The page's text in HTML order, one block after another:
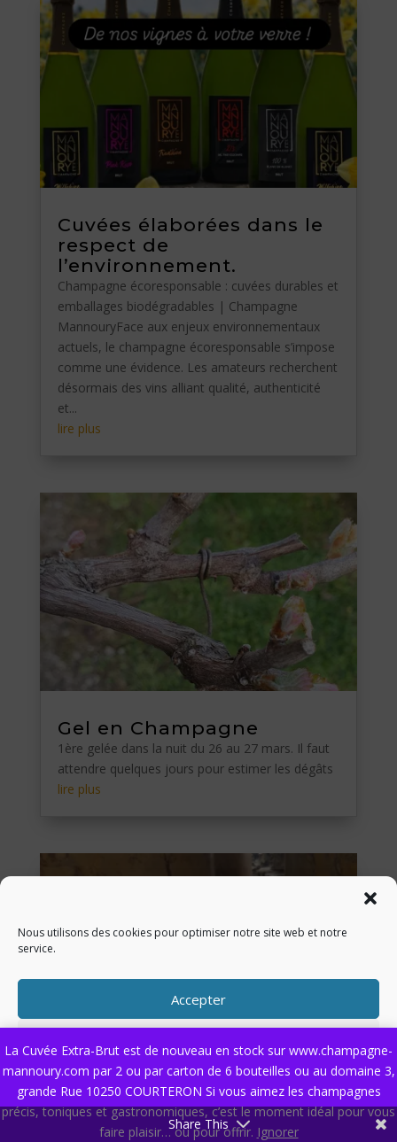
Nous utilisons des cookies pour optimiser notre site web et notre
service.
Accepter
Préférences
Politique de cookiesPolitique de confidentialité
La Cuvée Extra-Brut est de nouveau en stock sur www.champagne-
mannoury.com par 2 ou par carton de 6 bouteilles ou au domaine 3,
grande Rue 10250 COURTERON Si vous aimez les champagnes
précis, toniques et gastronomiques, c’est le moment idéal pour vous
faire plaisir… ou pour offrir. Ignorer
Cuvées élaborées dans le
respect de
l’environnement.
Champagne écoresponsable : cuvées durables et
emballages biodégradables | Champagne
MannouryFace aux enjeux environnementaux
actuels, le champagne écoresponsable s’impose
comme une évidence. Les amateurs recherchent
désormais des vins alliant qualité, authenticité
et...
lire plus
Gel en Champagne
1ère gelée dans la nuit du 26 au 27 mars. Il faut
attendre quelques jours pour estimer les dégâts
lire plus
Un dimanche à Paris
La vie est belle !
lire plus
Share This